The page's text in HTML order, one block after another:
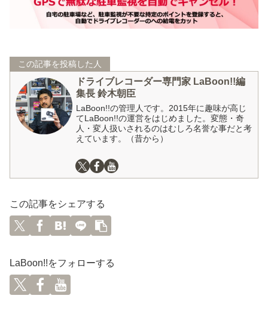
この記事を投稿した人
ドライブレコーダー専門家 LaBoon!!編
集長 鈴木朝臣
LaBoon!!の管理人です。2015年に趣味が高じ
てLaBoon!!の運営をはじめました。変態・奇
人・変人扱いされるのはむしろ名誉な事だと考
えています。（昔から）
この記事をシェアする
LaBoon!!をフォローする